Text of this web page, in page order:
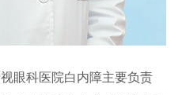
科医院白内障主要负责